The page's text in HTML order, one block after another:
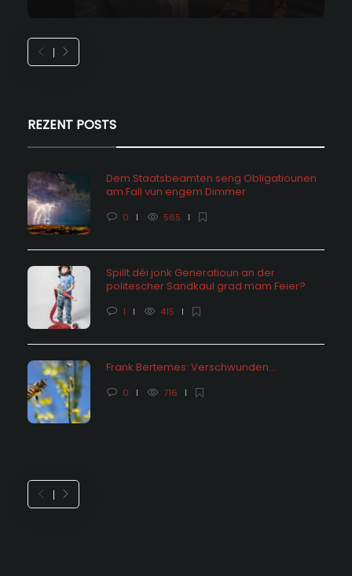
REZENT POSTS
Dem Staatsbeamten seng Obligatiounen
am Fall vun engem Dimmer
0 565
Spillt déi jonk Generatioun an der
politescher Sandkaul grad mam Feier?
1 415
Frank Bertemes: Verschwunden….
0 716